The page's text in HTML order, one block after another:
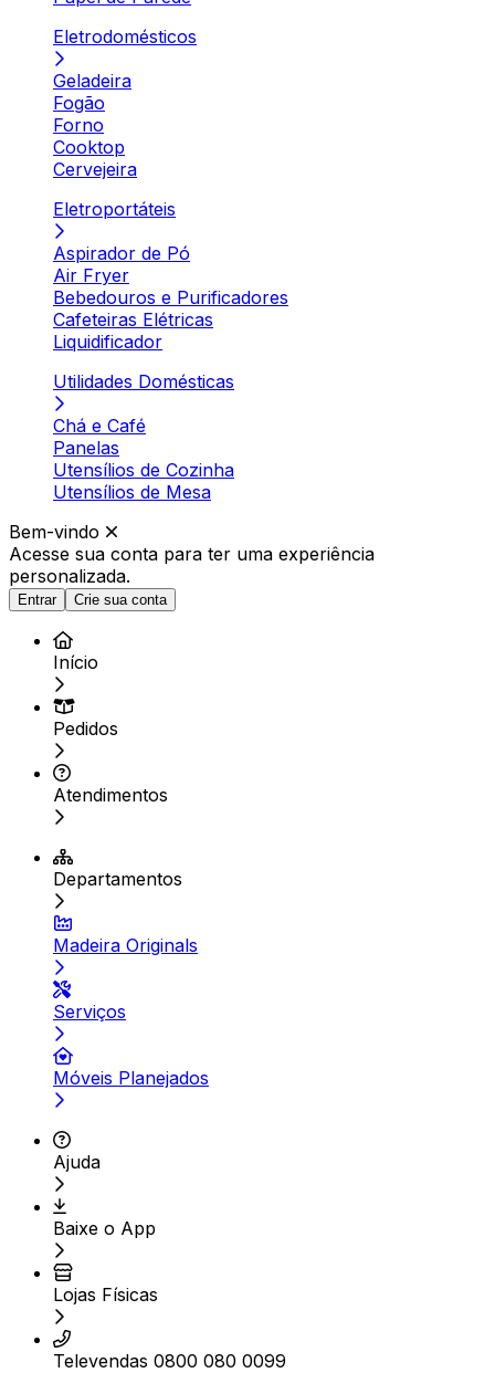
Eletrodomésticos
Geladeira
Fogão
Forno
Cooktop
Cervejeira
Eletroportáteis
Aspirador de Pó
Air Fryer
Bebedouros e Purificadores
Cafeteiras Elétricas
Liquidificador
Utilidades Domésticas
Chá e Café
Panelas
Utensílios de Cozinha
Utensílios de Mesa
Bem-vindo
Acesse sua conta para ter uma experiência
personalizada.
Entrar Crie sua conta
Início
Pedidos
Atendimentos
Departamentos
Madeira Originals
Serviços
Móveis Planejados
Ajuda
Baixe o App
Lojas Físicas
Televendas 0800 080 0099